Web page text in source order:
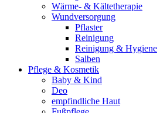
Wärme- & Kältetherapie
Wundversorgung
Pflaster
Reinigung
Reinigung & Hygiene
Salben
Pflege & Kosmetik
Baby & Kind
Deo
empfindliche Haut